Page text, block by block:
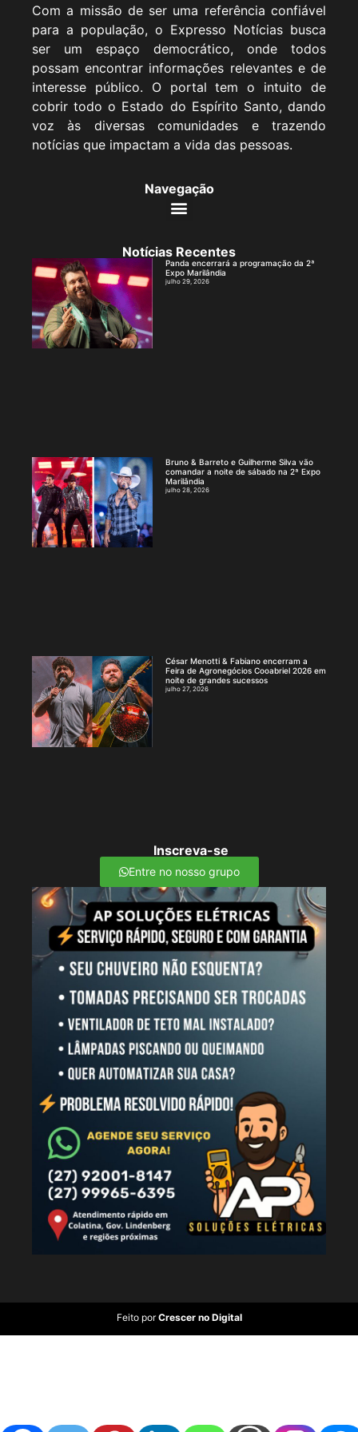
Com a missão de ser uma referência confiável
para a população, o Expresso Notícias busca
ser um espaço democrático, onde todos
possam encontrar informações relevantes e de
interesse público. O portal tem o intuito de
cobrir todo o Estado do Espírito Santo, dando
voz às diversas comunidades e trazendo
notícias que impactam a vida das pessoas.
Navegação
Notícias Recentes
Panda encerrará a programação da 2ª
Expo Marilândia
julho 29, 2026
Bruno & Barreto e Guilherme Silva vão
comandar a noite de sábado na 2ª Expo
Marilândia
julho 28, 2026
César Menotti & Fabiano encerram a
Feira de Agronegócios Cooabriel 2026 em
noite de grandes sucessos
julho 27, 2026
Inscreva-se
Entre no nosso grupo
Feito por Crescer no Digital